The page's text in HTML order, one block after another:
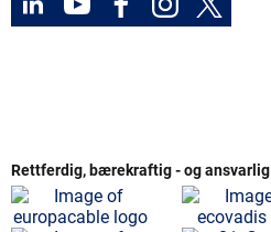
Rettferdig, bærekraftig - og ansvarlig